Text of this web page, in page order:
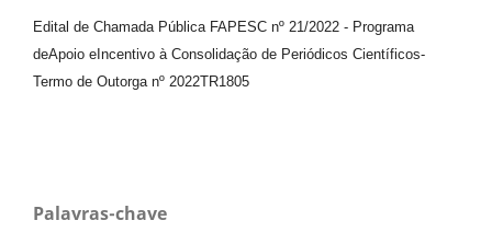
Edital de Chamada Pública FAPESC nº 21/2022 - Programa
deApoio e Incentivo à Consolidação de Periódicos Científicos-
Termo de Outorga nº 2022TR1805
Palavras-chave